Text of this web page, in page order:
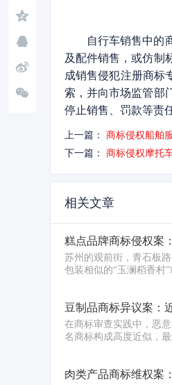
自行车销售中的
及配件销售，或仿制
成销售侵犯注册商标
索，并向市场监管部
停止销售、罚款等责
上一篇：
商标侵权船舶
下一篇：
商标侵权摩托
相关文章
糕点品牌商标侵权案
苏州的观前街，青石板
包装相似的“玉澜稻香村
豆制品商标异议案：
在商标审查实践中，恶
名商标构成高度近似，
肉类产品商标维权案